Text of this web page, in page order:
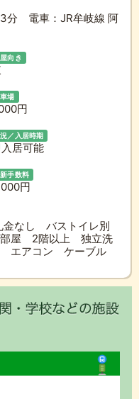
3分 電車：JR牟岐線 阿
向き
場
円
／入居時期
居可能
手数料
円
金なし バストイレ別
屋 2階以上 独立洗
エアコン ケーブル